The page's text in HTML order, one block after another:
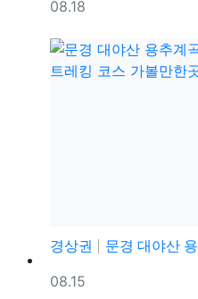
등록일
08.18
경상권
문경 대야산 용추계
등록일
08.15